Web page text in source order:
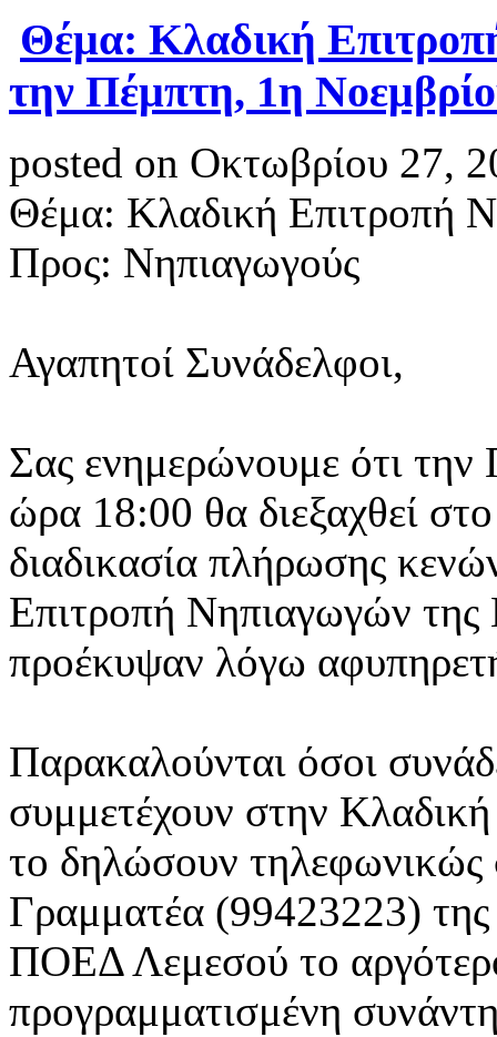
Θέμα: Κλαδική
την Πέμπτη, 1η
posted on Οκτωβρίου 27,
Θέμα: Κλαδική Επιτροπή
Προς: Νηπιαγωγούς
Αγαπητοί Συνάδελφοι,
Σας ενημερώνουμε ότι
ώρα 18:00 θα διεξαχθεί
διαδικασία πλήρωσης
Επιτροπή Νηπιαγωγών
προέκυψαν λόγω
Παρακαλούνται όσοι
συμμετέχουν στην
το δηλώσουν
Γραμματέα (99423223) της
ΠΟΕΔ Λεμεσού το
προγραμματισμένη